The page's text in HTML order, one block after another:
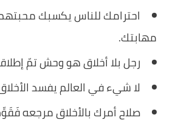
احترامك للناس يكسبك
مهابتك.
رجل بلا أخلاق هو وحش تمّ
لا شيء في العالم يفسد
صلاح أمرك بالأخلاق مرجعه